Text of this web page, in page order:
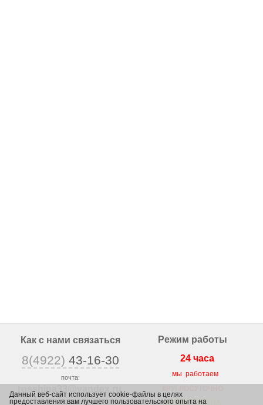
Как с нами связаться
8(4922) 43-16-30
почта:
rosshina33@yandex
г. Владимир,
Режим работы
24 часа
мы работаем
ВЕСЬ ТОВАР НА
Данный веб-сайт использует cookie-файлы в целях
предоставления вам лучшего пользовательского опыта на